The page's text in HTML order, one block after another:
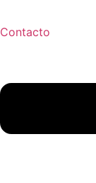
Contacto